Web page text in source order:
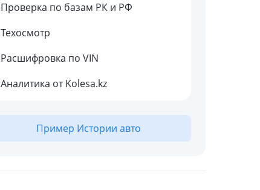
Проверка по базам РК и РФ
Техосмотр
Расшифровка по VIN
Аналитика от Kolesa.kz
Пример Истории авто